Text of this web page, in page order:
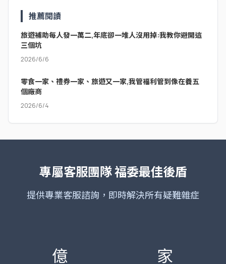
推薦閱讀
旅遊補助每人發一萬二,年底卻一堆人沒用掉:我教你避開這
三個坑
2026/6/6
零食一家、禮券一家、旅遊又一家,我管福利管到像在養五
個廠商
2026/6/4
專屬客服團隊福委最佳後盾
提供專業客服諮詢，即時解決所有疑難雜症
億 家